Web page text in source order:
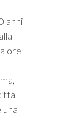
anni